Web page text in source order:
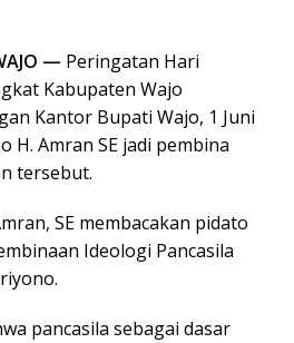
— Peringatan Hari
Kabupaten Wajo
Kantor Bupati Wajo, 1 Juni
H. Amran SE jadi pembina
tersebut.
SE membacakan pidato
Ideologi Pancasila
pancasila sebagai dasar